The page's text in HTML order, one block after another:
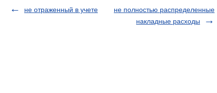
не отраженный в учете
не полностью распределенные
накладные расходы